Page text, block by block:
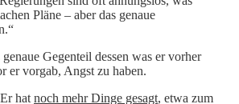
Pläne – aber das genaue
Gegenteil dessen was er vorher
er vorgab, Angst zu haben.
hat noch mehr Dinge gesagt, etwa zum